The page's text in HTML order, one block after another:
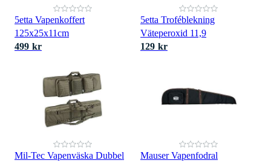
5etta Vapenkoffert
125x25x11cm
499 kr
5etta Troféblekning
Väteperoxid 11,9
129 kr
Mil-Tec Vapenväska Dubbel
Mauser Vapenfodral